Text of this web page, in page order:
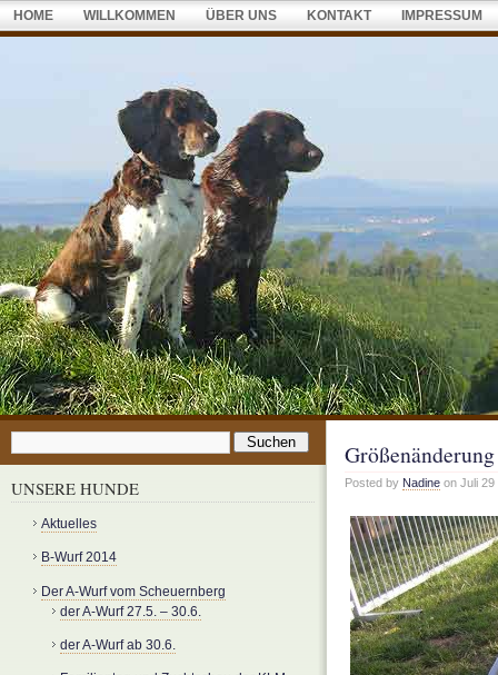
HOME WILLKOMMEN ÜBER UNS KONTAKT IMPRESSUM
Posted by Nadine on Juli 29
UNSERE HUNDE
Aktuelles
B-Wurf 2014
Der A-Wurf vom Scheuernberg
der A-Wurf 27.5. – 30.6.
der A-Wurf ab 30.6.